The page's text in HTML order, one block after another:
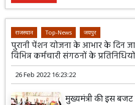
राजस्थान Top-News जयपुर
पुरानी पेंशन योजना के आभार के दिन
विभिन्न कर्मचारी संगठनों के
26 Feb 2022 16:23:22
मुख्यमंत्री की इस बजट